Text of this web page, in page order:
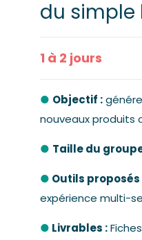
du
1 à 2 jours
● Objectif :
nouveaux produits
● Taille du
● Outils
expérience multi-
● Livrables :